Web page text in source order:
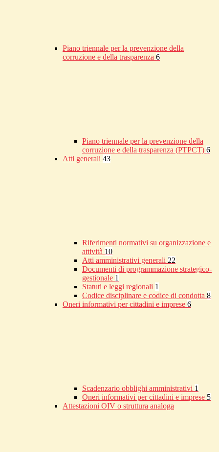
Piano triennale per la prevenzione della
corruzione e della trasparenza 6
Piano triennale per la prevenzione della
corruzione e della trasparenza (PTPCT) 6
Atti generali 43
Riferimenti normativi su organizzazione e
attività 10
Atti amministrativi generali 22
Documenti di programmazione strategico-
gestionale 1
Statuti e leggi regionali 1
Codice disciplinare e codice di condotta 8
Oneri informativi per cittadini e imprese 6
Scadenzario obblighi amministrativi 1
Oneri informativi per cittadini e imprese 5
Attestazioni OIV o struttura analoga